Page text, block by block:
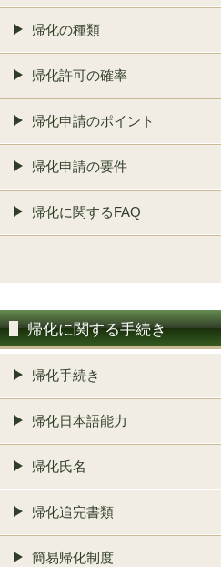
帰化の種類
帰化許可の確率
帰化申請のポイント
帰化申請の要件
帰化に関するFAQ
帰化に関する手続き
帰化手続き
帰化日本語能力
帰化氏名
帰化追完書類
簡易帰化制度